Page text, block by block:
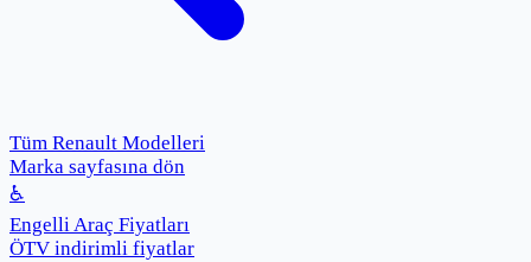
Tüm Renault Modelleri
Marka sayfasına dön
♿
Engelli Araç Fiyatları
ÖTV indirimli fiyatlar